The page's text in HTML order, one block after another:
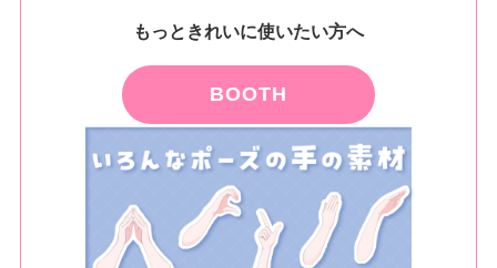
もっときれいに使いたい方へ
BOOTH